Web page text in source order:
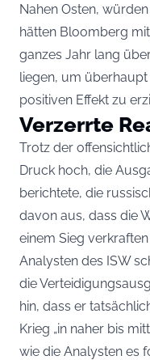
Nahen Osten,
hätten Bloomberg
ganzes Jahr lang
liegen, um
positiven Effekt zu
Verzerrte
Trotz der
Druck hoch, die
berichtete, die
davon aus, dass die
einem Sieg verkraften
Analysten des ISW
die
hin, dass er
Krieg „in naher bis
wie die Analysten es